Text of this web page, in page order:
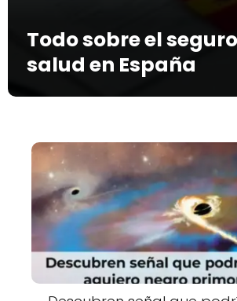
Todo sobre el
salud en España